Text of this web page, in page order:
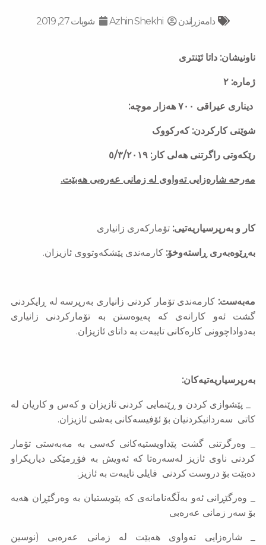
دامەزراندن Azhin Shekhi شوبات 27, 2019
ناونیشان: داتا ئێنتری
ژماره‌: ٢
دیناری عیراقی ٧٠٠ هەزار موچە:
شوێنی كاركردن: کەرکووک
رێكه‌وتی راگرتنی هه‌لی كار: ٥/٣/٢٠١٩
مەرجە شارەزایی تەواوی لە زمانی عەرەبی هەبێت.
کار و بەرپرسیاریەتیی: تۆماركه‌ری زانیاری
بەڕێوەبەری ڕاستەوخۆ: کارمەندی پێشکەوتووی ئازیزان.
مەبەست: كارمه‌ندی تۆمار كردنی زانیاری به‌رپرسه‌ له‌ ڕایكردنی
گشت ئه‌و كارانه‌ی كه‌ په‌یوه‌ستن به‌ تۆماركردنی زانیاری
به‌دواداچوونی كاره‌كانی تایبه‌ت به‌ داتای ئازیزان.
به‌رپرسیاریه‌تیه‌كان:
_ پێشوازی كردن و ڕێنمایی كردنی ئازیزان و كه‌س و كاریان له‌
كاتی سه‌ردانیكردنیان بۆ ئۆفیسه‌كانی به‌شی ئازیزان.
وه‌رگرتنی گشت پێداویستیه‌كانی كه‌سی به‌ مه‌به‌ستی تۆمار
كردنی ناوی ئازیز له‌سه‌ره‌تا كه‌ ئه‌ویش به‌ فۆڕمێكی دیاریكراو
ده‌بێت بۆ دروست كردنی فایلی تایبه‌ت به‌ ئازیز.
_ وه‌رگێڕانی ئه‌و به‌ڵگه‌نامانه‌ی كه‌ پێویستیان به‌ وه‌رگێڕان هه‌یه‌
بۆ سه‌ر زمانی عه‌ره‌بی
شارەزایی تەواوی هەبێت لە زمانی عەرەبی (نوسین